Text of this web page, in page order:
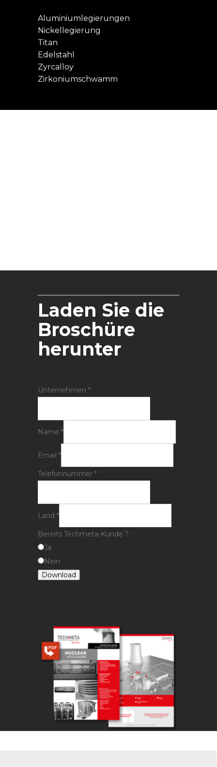
Aluminiumlegierungen
Nickellegierung
Titan
Edelstahl
Zyrcalloy
Zirkoniumschwamm
Laden Sie die
Broschüre
herunter
Unternehmen *
Name *
Email *
Telefonnummer *
Land *
Bereits Techmeta-Kunde ?
Ja
Nein
Download